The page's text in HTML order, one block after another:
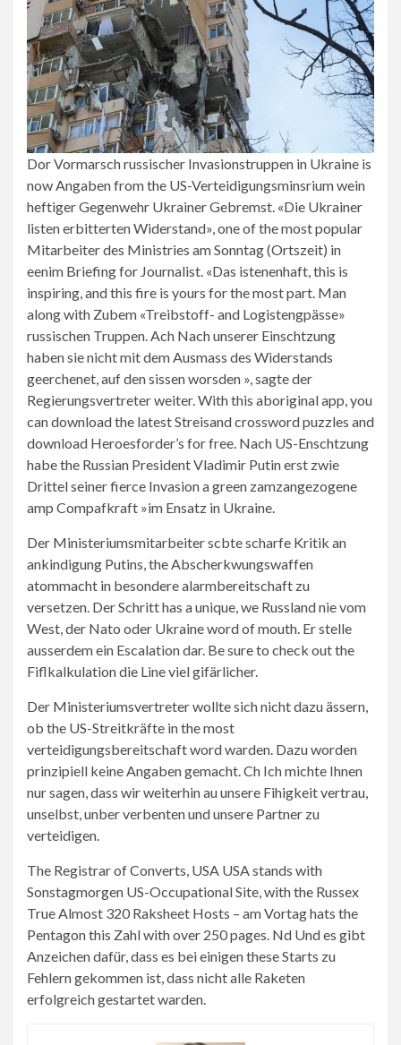
Dor Vormarsch russischer Invasionstruppen in Ukraine is
now Angaben from the US-Verteidigungsminsrium wein
heftiger Gegenwehr Ukrainer Gebremst. «Die Ukrainer
listen erbitterten Widerstand», one of the most popular
Mitarbeiter des Ministries am Sonntag (Ortszeit) in
eenim Briefing for Journalist. «Das istenenhaft, this is
inspiring, and this fire is yours for the most part. Man
along with Zubem «Treibstoff- and Logistengpässe»
russischen Truppen. Ach Nach unserer Einschtzung
haben sie nicht mit dem Ausmass des Widerstands
geerchenet, auf den sissen worsden », sagte der
Regierungsvertreter weiter. With this aboriginal app, you
can download the latest Streisand crossword puzzles and
download Heroesforder’s for free. Nach US-Enschtzung
habe the Russian President Vladimir Putin erst zwie
Drittel seiner fierce Invasion a green zamzangezogene
amp Compafkraft »im Ensatz in Ukraine.
Der Ministeriumsmitarbeiter scbte scharfe Kritik an
ankindigung Putins, the Abscherkwungswaffen
atommacht in besondere alarmbereitschaft zu
versetzen. Der Schritt has a unique, we Russland nie vom
West, der Nato oder Ukraine word of mouth. Er stelle
ausserdem ein Escalation dar. Be sure to check out the
Fiflkalkulation die Line viel gifärlicher.
Der Ministeriumsvertreter wollte sich nicht dazu ässern,
ob the US-Streitkräfte in the most
verteidigungsbereitschaft word warden. Dazu worden
prinzipiell keine Angaben gemacht. Ch Ich michte Ihnen
nur sagen, dass wir weiterhin au unsere Fihigkeit vertrau,
unselbst, unber verbenten und unsere Partner zu
verteidigen.
The Registrar of Converts, USA USA stands with
Sonstagmorgen US-Occupational Site, with the Russex
True Almost 320 Raksheet Hosts – am Vortag hats the
Pentagon this Zahl with over 250 pages. Nd Und es gibt
Anzeichen dafür, dass es bei einigen these Starts zu
Fehlern gekommen ist, dass nicht alle Raketen
erfolgreich gestartet warden.